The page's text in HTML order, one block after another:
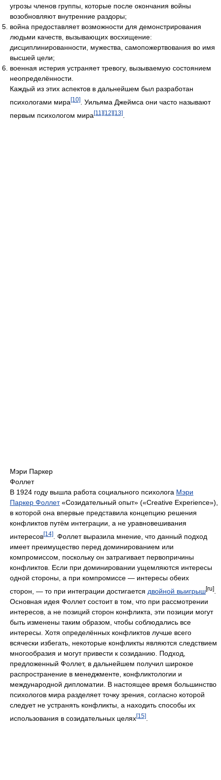
угрозы членов группы, которые после окончания войны
возобновляют внутренние раздоры;
война предоставляет возможности для демонстрирования
людьми качеств, вызывающих восхищение:
дисциплинированности, мужества, самопожертвования во имя
высшей цели;
военная истерия устраняет тревогу, вызываемую состоянием
неопределённости.
Каждый из этих аспектов в дальнейшем был разработан
психологами мира[10]
. Уильяма Джеймса они часто называют
первым психологом мира[11][12][13]
Мэри Паркер
Фоллет
В 1924 году вышла работа социального психолога Мэри
Паркер Фоллет«Созидательный опыт» («Creative Experience»),
в которой она впервые представила концепцию решения
конфликтов путём интеграции, а не уравновешивания
интересов[14]
. Фоллет выразила мнение, что данный подход
имеет преимущество перед доминированием или
компромиссом, поскольку он затрагивает первопричины
конфликтов. Если при доминировании ущемляются интересы
одной стороны, а при компромиссе — интересы обеих
сторон, — то при интеграции достигается двойной выигрыш[ru]
Основная идея Фоллет состоит в том, что при рассмотрении
интересов, а не позиций сторон конфликта, эти позиции могут
быть изменены таким образом, чтобы соблюдались все
интересы. Хотя определённых конфликтов лучше всего
всячески избегать, некоторые конфликты являются следствием
многообразия и могут привести к созиданию. Подход,
предложенный Фоллет, в дальнейшем получил широкое
распространение в менеджменте, конфликтологии и
международной дипломатии. В настоящее время большинство
психологов мира разделяет точку зрения, согласно которой
следует не устранять конфликты, а находить способы их
использования в созидательных целях[15]